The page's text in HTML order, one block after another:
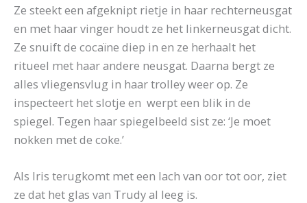
Ze steekt een afgeknipt rietje in haar rechterneusgat
en met haar vinger houdt ze het linkerneusgat dicht.
Ze snuift de cocaïne diep in en ze herhaalt het
ritueel met haar andere neusgat. Daarna bergt ze
alles vliegensvlug in haar trolley weer op. Ze
inspecteert het slotje en werpt een blik in de
spiegel. Tegen haar spiegelbeeld sist ze: ‘Je moet
nokken met de coke.’
Als Iris terugkomt met een lach van oor tot oor, ziet
ze dat het glas van Trudy al leeg is.